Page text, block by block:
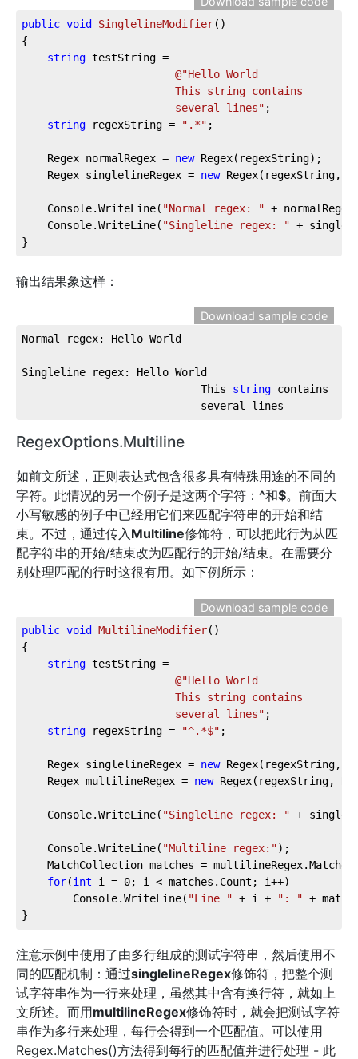
public void SinglelineModifier( )
{
string testString =
@"Hello World
						several lines"
;
string regexString = ".*" ;
	Regex normalRegex =
new Regex(regexString);
	Regex singlelineRegex =
new Regex(regexString,
	Console.WriteLine(
"Normal regex: " +
	Console.WriteLine(
"Singleline regex: " +
}
输出结果象这样：
Download sample code
Normal regex: Hello World
Singleline regex: Hello World
							This
string contains
                            several lines
RegexOptions.Multiline
如前文所述，正则表达式包含很多具有特殊用途的不同的
字符。此情况的另一个例子是这两个字符： ^和$。前面大
小写敏感的例子中已经用它们来匹配字符串的开始和结
束。不过，通过传入Multiline修饰符，可以把此行为从匹
配字符串的开始/结束改为匹配行的开始/结束。在需要分
别处理匹配的行时这很有用。如下例所示：
Download sample code
public void MultilineModifier( )
{
string testString =
@"Hello World
						several lines"
;
string regexString = "^.*$" ;
	Regex singlelineRegex =
new Regex(regexString,
	Regex multilineRegex =
new Regex(regexString,
	Console.WriteLine(
"Singleline regex: " +
	Console.WriteLine(
"Multiline regex:");
for(int i = 0; i < matches.Count; i++)
		Console.WriteLine(
"Line " + i + ": " +
}
注意示例中使用了由多行组成的测试字符串，然后使用不
同的匹配机制：通过singlelineRegex修饰符，把整个测
试字符串作为一行来处理，虽然其中含有换行符，就如上
文所述。而用multilineRegex修饰符时，就会把测试字符
串作为多行来处理，每行会得到一个匹配值。可以使用
Regex.Matches()方法得到每行的匹配值并进行处理 - 此